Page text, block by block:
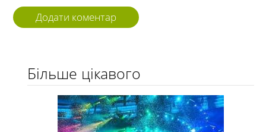
Додати коментар
Більше цікавого